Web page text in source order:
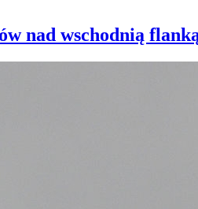
nad wschodnią